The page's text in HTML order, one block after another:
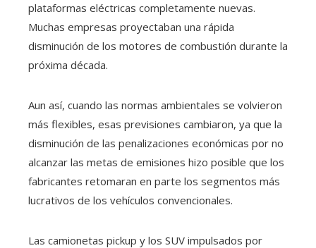
plataformas eléctricas completamente nuevas.
Muchas empresas proyectaban una rápida
disminución de los motores de combustión durante la
próxima década.
Aun así, cuando las normas ambientales se volvieron
más flexibles, esas previsiones cambiaron, ya que la
disminución de las penalizaciones económicas por no
alcanzar las metas de emisiones hizo posible que los
fabricantes retomaran en parte los segmentos más
lucrativos de los vehículos convencionales.
Las camionetas pickup y los SUV impulsados por